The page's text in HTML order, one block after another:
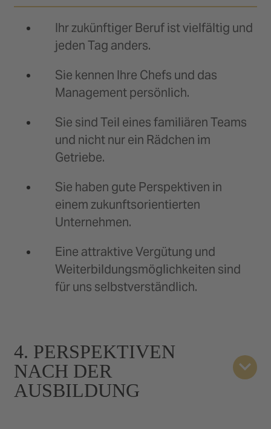
Ihr zukünftiger Beruf ist vielfältig und
jeden Tag anders.
Sie kennen Ihre Chefs und das
Management persönlich.
Sie sind Teil eines familiären Teams
und nicht nur ein Rädchen im
Getriebe.
Sie haben gute Perspektiven in
einem zukunftsorientierten
Unternehmen.
Eine attraktive Vergütung und
Weiterbildungsmöglichkeiten sind
für uns selbstverständlich.
4. PERSPEKTIVEN
NACH DER
AUSBILDUNG